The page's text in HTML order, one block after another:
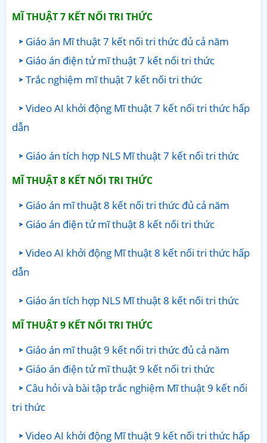
MĨ THUẬT 7 KẾT NỐI TRI THỨC
Giáo án Mĩ thuật 7 kết nối tri thức đủ cả năm
Giáo án điện tử mĩ thuật 7 kết nối tri thức
Trắc nghiệm mĩ thuật 7 kết nối tri thức
Video AI khởi động Mĩ thuật 7 kết nối tri thức hấp
dẫn
Giáo án tích hợp NLS Mĩ thuật 7 kết nối tri thức
MĨ THUẬT 8 KẾT NỐI TRI THỨC
Giáo án mĩ thuật 8 kết nối tri thức đủ cả năm
Giáo án điện tử mĩ thuật 8 kết nối tri thức
Video AI khởi động Mĩ thuật 8 kết nối tri thức hấp
dẫn
Giáo án tích hợp NLS Mĩ thuật 8 kết nối tri thức
MĨ THUẬT 9 KẾT NỐI TRI THỨC
Giáo án mĩ thuật 9 kết nối tri thức đủ cả năm
Giáo án điện tử mĩ thuật 9 kết nối tri thức
Câu hỏi và bài tập trắc nghiệm Mĩ thuật 9 kết nối
tri thức
Video AI khởi động Mĩ thuật 9 kết nối tri thức hấp